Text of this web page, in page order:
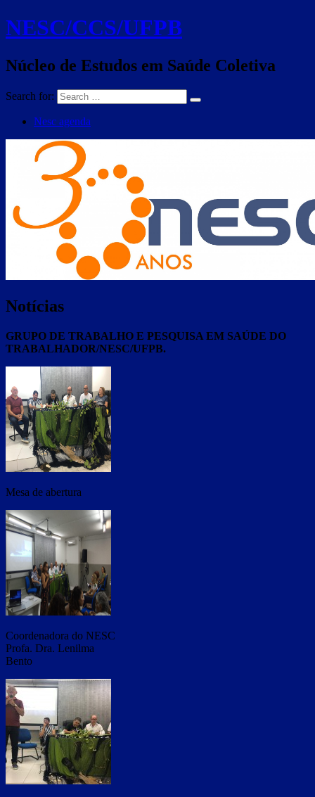
NESC/CCS/UFPB
Núcleo de Estudos em Saúde Coletiva
Search for:
Nesc agenda
Notícias
GRUPO DE TRABALHO E PESQUISA EM SAÚDE DO
TRABALHADOR/NESC/UFPB.
Mesa de abertura
Coordenadora do NESC
Profa. Dra. Lenilma
Bento